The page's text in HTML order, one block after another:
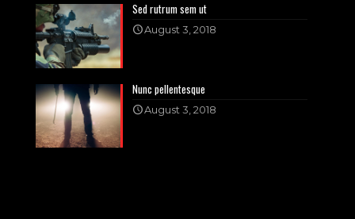
Sed rutrum sem ut
August 3, 2018
Nunc pellentesque
August 3, 2018